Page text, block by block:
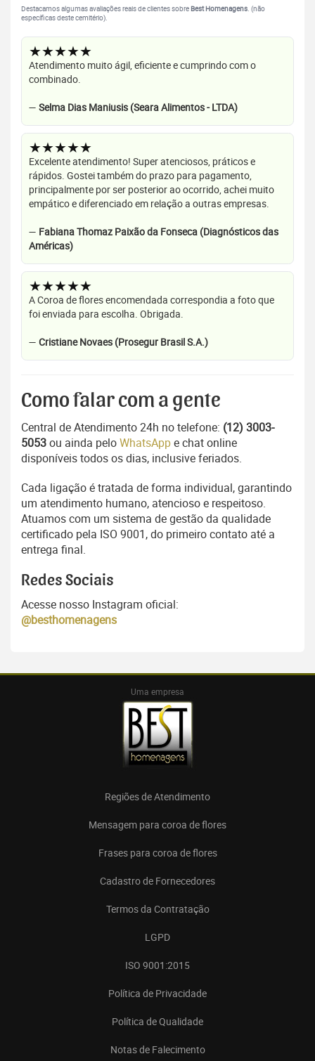
Destacamos algumas avaliações reais de clientes sobre Best Homenagens. (não
específicas deste cemitério).
★★★★★
Atendimento muito ágil, eficiente e cumprindo com o
combinado.
— Selma Dias Maniusis (Seara Alimentos - LTDA)
★★★★★
Excelente atendimento! Super atenciosos, práticos e
rápidos. Gostei também do prazo para pagamento,
principalmente por ser posterior ao ocorrido, achei muito
empático e diferenciado em relação a outras empresas.
— Fabiana Thomaz Paixão da Fonseca (Diagnósticos das
Américas)
★★★★★
A Coroa de flores encomendada correspondia a foto que
foi enviada para escolha. Obrigada.
— Cristiane Novaes (Prosegur Brasil S.A.)
Como falar com a gente
Central de Atendimento 24h no telefone: (12) 3003-
5053ou ainda peloWhatsAppe chat online
disponíveis todos os dias, inclusive feriados.
Cada ligação é tratada de forma individual, garantindo
um atendimento humano, atencioso e respeitoso.
Atuamos com um sistema de gestão da qualidade
certificado pela ISO 9001, do primeiro contato até a
entrega final.
Redes Sociais
Acesse nosso Instagram oficial:
@besthomenagens
Uma empresa
Regiões de Atendimento
Mensagem para coroa de flores
Frases para coroa de flores
Cadastro de Fornecedores
Termos da Contratação
LGPD
ISO 9001:2015
Política de Privacidade
Política de Qualidade
Notas de Falecimento